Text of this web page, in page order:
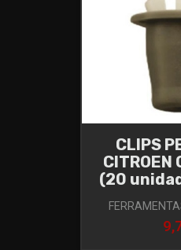
CLIPS
CITROEN
(20